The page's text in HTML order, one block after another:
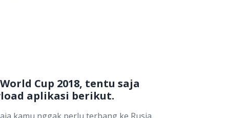
Cup 2018, tentu saja
aplikasi berikut.